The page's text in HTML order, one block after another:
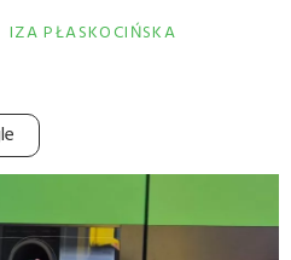
IZA PŁASKOCIŃSKA